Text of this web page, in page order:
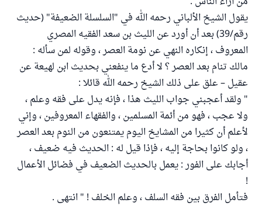
يقول الشيخ الألباني رحمه الله في "السلسلة الضعيفة" (حديث
رقم/39) بعد أن أورد عن الليث بن سعد الفقيه المصري
المعروف ، إنكاره النهي عن نومة العصر ، وقوله لمن سأله :
مالك تنام بعد العصر ؟ لا أدع ما ينفعني بحديث ابن لهيعة عن
عقيل – علق على ذلك الشيخ رحمه الله قائلا :
" ولقد أعجبني جواب الليث هذا ، فإنه يدل على فقه وعلم ،
ولا عجب ، فهو من أئمة المسلمين ، والفقهاء المعروفين ، وإني
لأعلم أن كثيرا من المشايخ اليوم يمتنعون من النوم بعد العصر
، ولو كانوا بحاجة إليه ، فإذا قيل له : الحديث فيه ضعيف ،
أجابك على الفور : يعمل بالحديث الضعيف في فضائل الأعمال
!
فتأمل الفرق بين فقه السلف ، وعلم الخلف ! " انتهى .